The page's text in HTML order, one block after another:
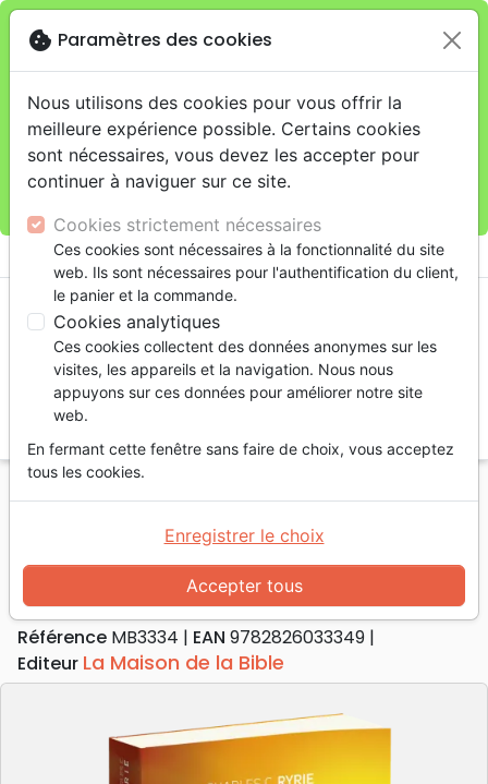
Je veux retirer ma commande au 11 rue de Rive,
Genèveclose
warningCette boutique en ligne est limitée au retrait en
magasin.
Pour les livraisons à domicile, veuillez passer vos
commandes sur la boutique La Maison de la Bible
shopping_cart
Accueil Livres
Doctrine
ABC de théologie chrétienne
ABC de théologie chrétienne
Auteur :Charles C. Ryrie
Référence MB3334 EAN 9782826033349
Editeur La Maison de la Bible
cookie Paramètres des cookies
Nous utilisons des cookies pour vous offrir la
meilleure expérience possible. Certains cookies
sont nécessaires, vous devez les accepter pour
continuer à naviguer sur ce site.
Cookies strictement nécessaires
Ces cookies sont nécessaires à la fonctionnalité du site
web. Ils sont nécessaires pour l'authentification du client,
le panier et la commande.
Cookies analytiques
Ces cookies collectent des données anonymes sur les
visites, les appareils et la navigation. Nous nous
appuyons sur ces données pour améliorer notre site
web.
En fermant cette fenêtre sans faire de choix, vous acceptez
tous les cookies.
Accepter tous
Enregistrer le choix